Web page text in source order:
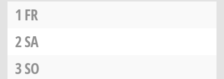
1 FR
2SA
3SO